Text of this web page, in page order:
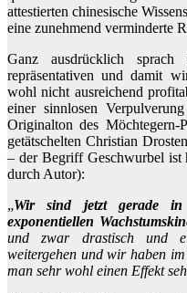
attestierten chinesische
eine zunehmend verminderte
Ganz ausdrücklich
repräsentativen und damit
wohl nicht ausreichend
einer sinnlosen
Originalton des Möchtegern-
getätschelten Christian
– der Begriff Geschwurbel ist
durch Autor):
„Wir sind jetzt gerade in
exponentiellen
und zwar drastisch und
weitergehen und wir haben
man sehr wohl einen Effekt